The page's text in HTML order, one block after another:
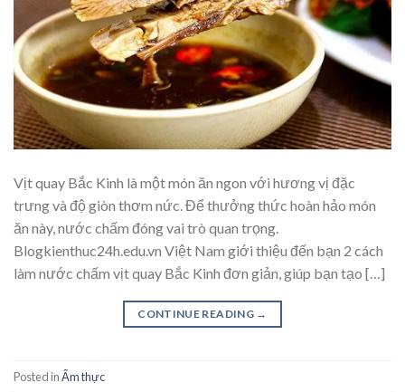
Vịt quay Bắc Kinh là một món ăn ngon với hương vị đặc
trưng và độ giòn thơm nức. Để thưởng thức hoàn hảo món
ăn này, nước chấm đóng vai trò quan trọng.
Blogkienthuc24h.edu.vn Việt Nam giới thiệu đến bạn 2 cách
làm nước chấm vịt quay Bắc Kinh đơn giản, giúp bạn tạo […]
CONTINUE READING →
Posted inẨm thực